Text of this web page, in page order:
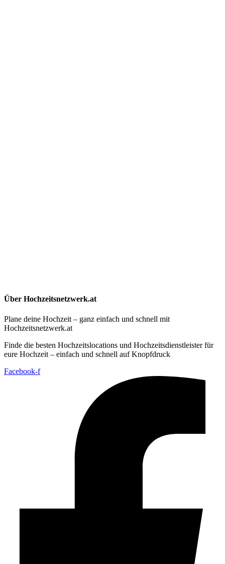
Über Hochzeitsnetzwerk.at
Plane deine Hochzeit – ganz einfach und schnell mit
Hochzeitsnetzwerk.at
Finde die besten Hochzeitslocations und Hochzeitsdienstleister für
eure Hochzeit – einfach und schnell auf Knopfdruck
Facebook-f